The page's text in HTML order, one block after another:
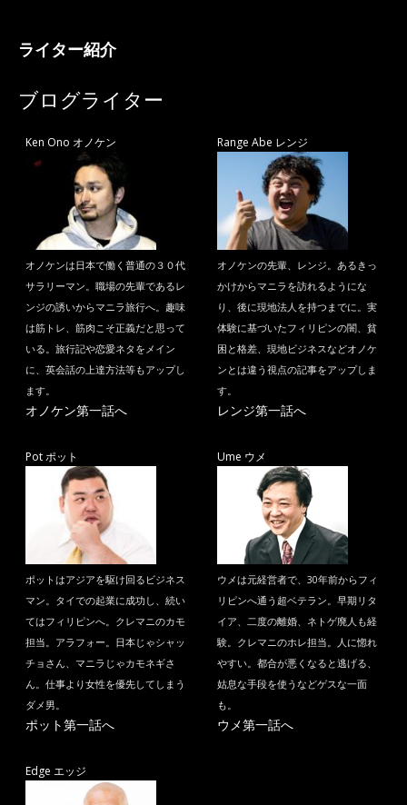
ライター紹介
ブログライター
Ken Ono オノケン
オノケンは日本で働く普通の３０代
サラリーマン。職場の先輩であるレ
ンジの誘いからマニラ旅行へ。趣味
は筋トレ、筋肉こそ正義だと思って
いる。旅行記や恋愛ネタをメイン
に、英会話の上達方法等もアップし
ます。
オノケン第一話へ
Range Abe レンジ
オノケンの先輩、レンジ。あるきっ
かけからマニラを訪れるようにな
り、後に現地法人を持つまでに。実
体験に基づいたフィリピンの闇、貧
困と格差、現地ビジネスなどオノケ
ンとは違う視点の記事をアップしま
す。
レンジ第一話へ
Pot ポット
ポットはアジアを駆け回るビジネス
マン。タイでの起業に成功し、続い
てはフィリピンへ。クレマニのカモ
担当。アラフォー。日本じゃシャッ
チョさん、マニラじゃカモネギさ
ん。仕事より女性を優先してしまう
ダメ男。
ポット第一話へ
Ume ウメ
ウメは元経営者で、30年前からフィ
リピンへ通う超ベテラン。早期リタ
イア、二度の離婚、ネトゲ廃人も経
験。クレマニのホレ担当。人に惚れ
やすい。都合が悪くなると逃げる、
姑息な手段を使うなどゲスな一面
も。
ウメ第一話へ
Edge エッジ